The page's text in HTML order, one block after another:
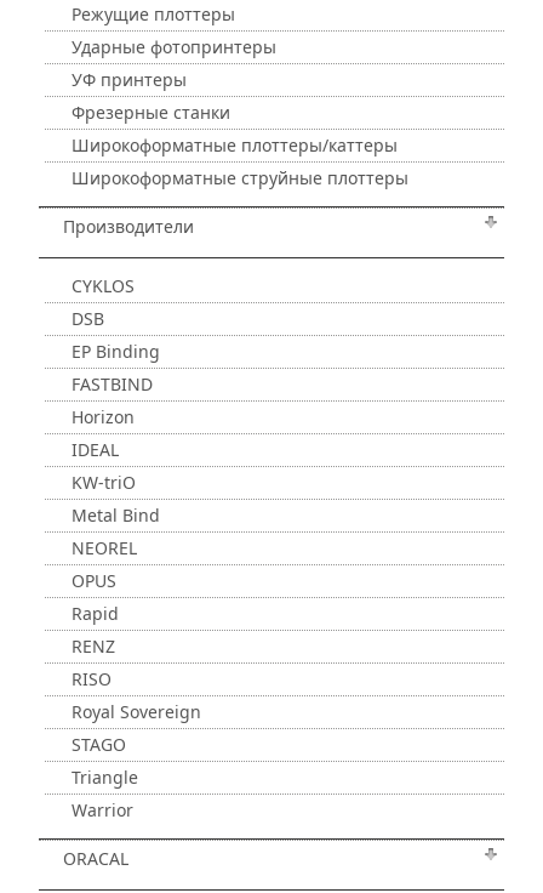
Режущие плоттеры
Ударные фотопринтеры
УФ принтеры
Фрезерные станки
Широкоформатные плоттеры/каттеры
Широкоформатные струйные плоттеры
Производители
CYKLOS
DSB
EP Binding
FASTBIND
Horizon
IDEAL
KW-triO
Metal Bind
NEOREL
OPUS
Rapid
RENZ
RISO
Royal Sovereign
STAGO
Triangle
Warrior
ORACAL